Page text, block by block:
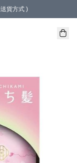
貨方式 )